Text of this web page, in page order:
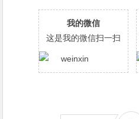
我的微信
这是我的微信扫一扫